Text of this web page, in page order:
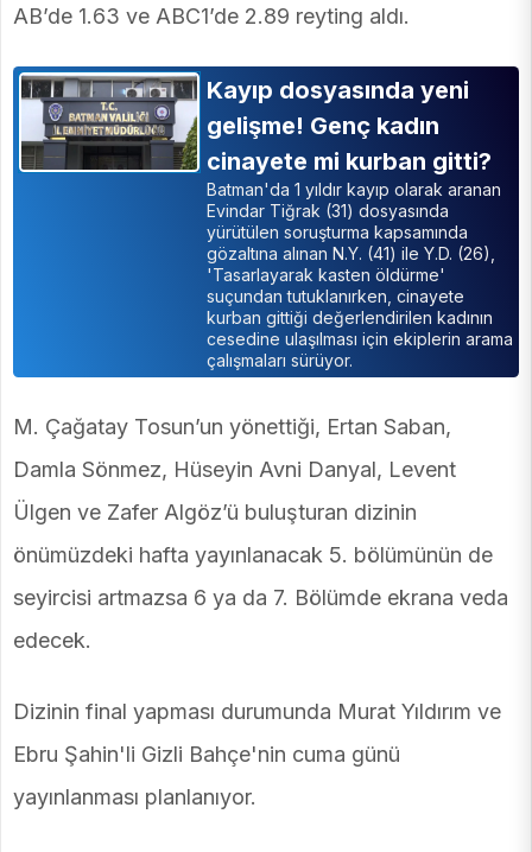
AB’de 1.63 ve ABC1’de 2.89 reyting aldı.
Kayıp dosyasında yeni
gelişme! Genç kadın
cinayete mi kurban gitti?
Batman'da 1 yıldır kayıp olarak aranan
Evindar Tiğrak (31) dosyasında
yürütülen soruşturma kapsamında
gözaltına alınan N.Y. (41) ile Y.D. (26),
'Tasarlayarak kasten öldürme'
suçundan tutuklanırken, cinayete
kurban gittiği değerlendirilen kadının
cesedine ulaşılması için ekiplerin arama
çalışmaları sürüyor.
M. Çağatay Tosun’un yönettiği, Ertan Saban,
Damla Sönmez, Hüseyin Avni Danyal, Levent
Ülgen ve Zafer Algöz’ü buluşturan dizinin
önümüzdeki hafta yayınlanacak 5. bölümünün de
seyircisi artmazsa 6 ya da 7. Bölümde ekrana veda
edecek.
Dizinin final yapması durumunda Murat Yıldırım ve
Ebru Şahin'li Gizli Bahçe'nin cuma günü
yayınlanması planlanıyor.